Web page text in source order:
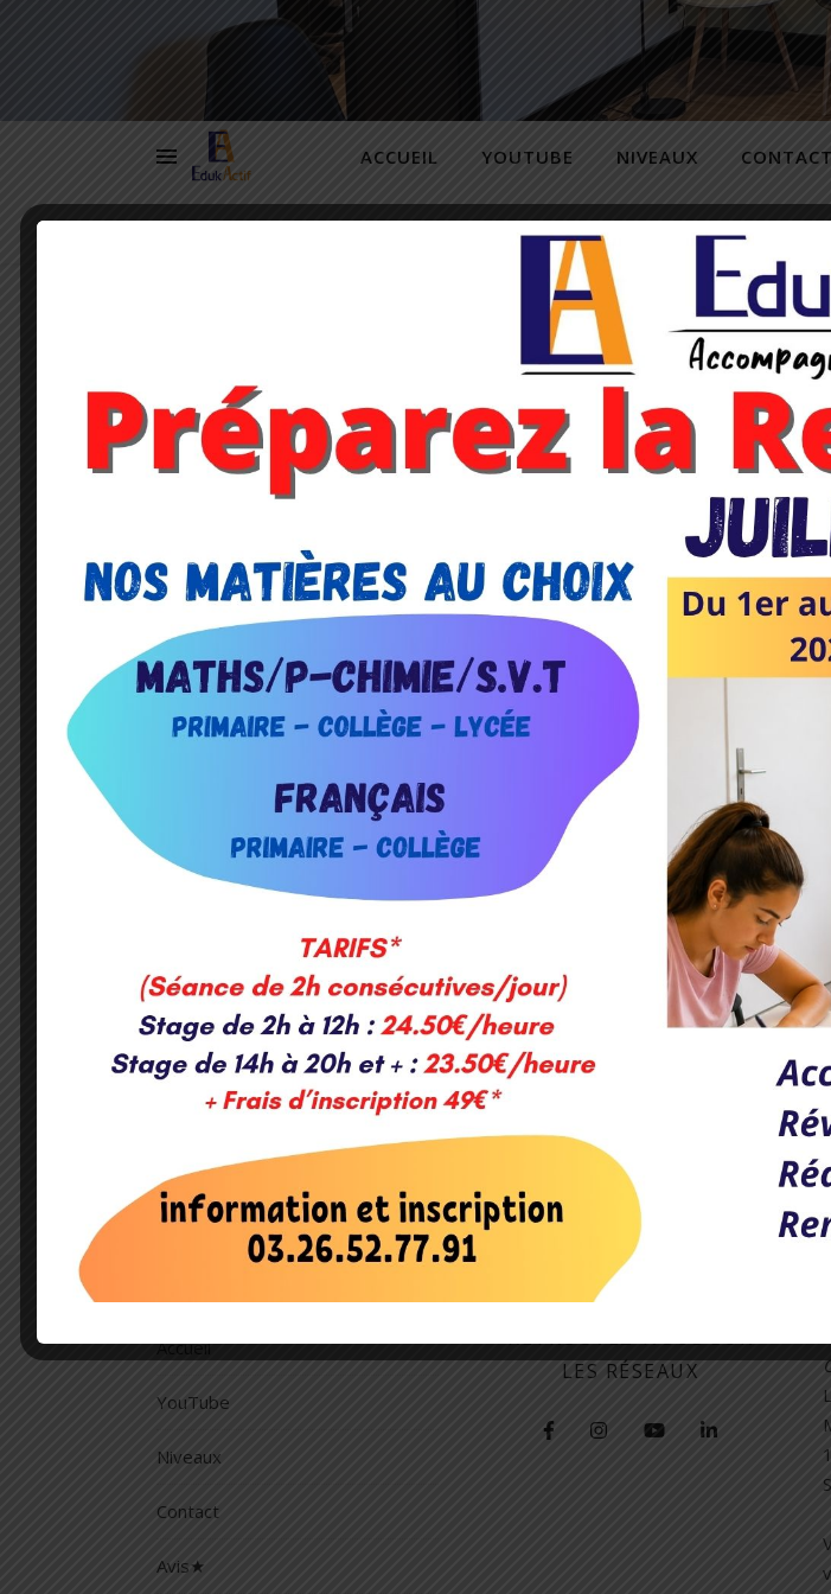
ACCUEIL YOUTUBE NIVEAUX CONTACT
SIMULATEURS DE NOTES BAC ET
Matières
En école primaire et début collège, nous proposons des cours particuliers dans les
Cours de Mathématiques
Et le monde des chiffres s’ouvre à vous… Votre fils
ou votre fille rencontre des difficultés en
mathématiques et vous...
Cours de Français
Maîtrisez parfaitement la
L’apprentissage de la langue
important : votre enfant
En savoir plus
Mathématiques: les tables de multiplication ? quelle affaire ! Nous entrainons
enfants et les accompagnons dans la découverte des sciences.
Français: c’est en primaire qu’il faut acquérir des bases de conjugaison et de
enfants à mieux appréhender le français.
Prendre
Accueil
YouTube
Niveaux
Contact
Avis★
RETROUVEZ-NOUS SUR
LES RÉSEAUX